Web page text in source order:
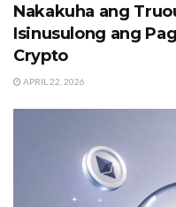
Nakakuha ang
Isinusulong ang
Crypto
APRIL 22, 2026